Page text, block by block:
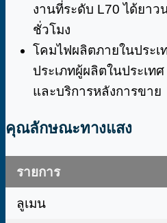
งานที่ระดับ L70 ได้ยา
ชั่วโมง
โคมไฟผลิตภายในประเ
ประเภทผู้ผลิตในประเท
และบริการหลังการขาย
คุณลักษณะทางแสง
รายการ
ลูเมน